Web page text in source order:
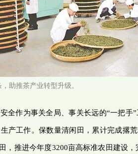
助推茶产业转型升级。
全作为事关全局、事关长远的“一把手
产工作。保数量清闲田，累计完成撂
，推进今年度3200亩高标准农田建设